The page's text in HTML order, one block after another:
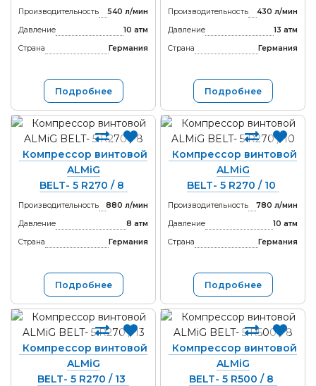
Производительность
540 л/мин
Давление
10 атм
Страна
Германия
Подробнее
Производительность
430 л/мин
Давление
13 атм
Страна
Германия
Подробнее
Компрессор винтовой
ALMiG
BELT- 5 R270 / 8
Производительность
880 л/мин
Давление
8 атм
Страна
Германия
Подробнее
Компрессор винтовой
ALMiG
BELT- 5 R270 / 10
Производительность
780 л/мин
Давление
10 атм
Страна
Германия
Подробнее
Компрессор винтовой
ALMiG
BELT- 5 R270 / 13
Компрессор винтовой
ALMiG
BELT- 5 R500 / 8